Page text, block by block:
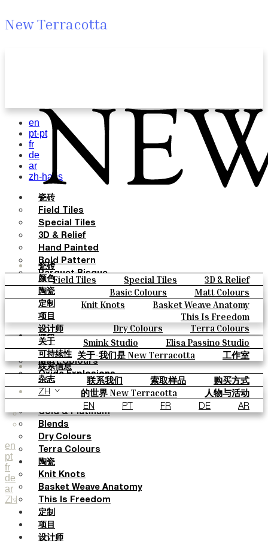
New Terracotta
瓷砖
Field Tiles Special Tiles
3D & Relief
Hand Painted
Bold Pattern
Parquet Bisque
Natural Cotto
Smink Studio
Elisa Passino
Paulo Vale
颜色
Basic Colours
Matt Colours
Oxide Explosions
Special Firing
Vintage Metallics
Gold & Platinum
Blends
Dry Colours
Terra Colours
陶瓷
Knit Knots
Basket Weave Anatomy
This Is Freedom
定制
项目
设计师
Smink Studio
Elisa Passino Studio
Paulo Vale
关于
关于-我们是 New Terracotta 工作室
可持续性
联系信息
联系我们 索取样品
购买方式
目录和 技术规格
常见问题
杂志
的世界 New Terracotta
人物与活动
地方和故事
材料和可持续性 灵感与文化
ZH
EN PT FR DE AR
en
pt
fr
de
ar
ZH
en
pt-pt
fr
de
ar
zh-hans
瓷砖
Field Tiles
Special Tiles
3D & Relief
Hand Painted
Bold Pattern
Parquet Bisque
Natural Cotto
Smink Studio
Elisa Passino
Paulo Vale
颜色
Basic Colours
Matt Colours
Oxide Explosions
Special Firing
Vintage Metallics
Gold & Platinum
Blends
Dry Colours
Terra Colours
陶瓷
Knit Knots
Basket Weave Anatomy
This Is Freedom
定制
项目
设计师